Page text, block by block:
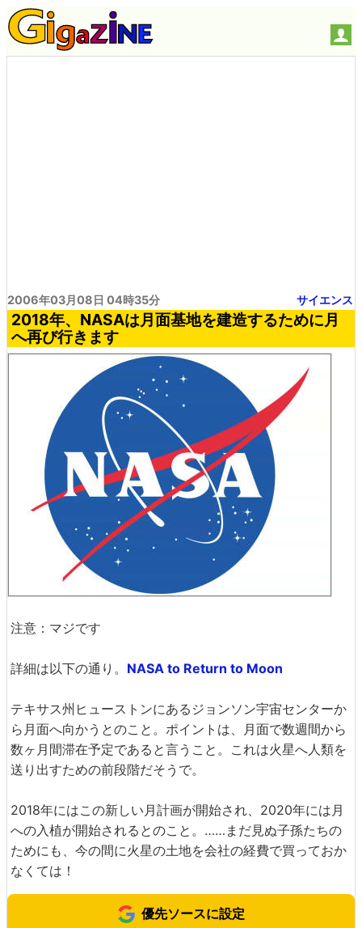
2006年03月08日 04時35分 サイエンス
2018年、NASAは月面基地を建造するために月
へ再び行きます
注意：マジです
詳細は以下の通り。 NASA to Return to Moon
テキサス州ヒューストンにあるジョンソン宇宙センターか
ら月面へ向かうとのこと。ポイントは、月面で数週間から
数ヶ月間滞在予定であると言うこと。これは火星へ人類を
送り出すための前段階だそうで。
2018年にはこの新しい月計画が開始され、2020年には月
への入植が開始されるとのこと。……まだ見ぬ子孫たちの
ためにも、今の間に火星の土地を会社の経費で買っておか
なくては！
優先ソースに設定